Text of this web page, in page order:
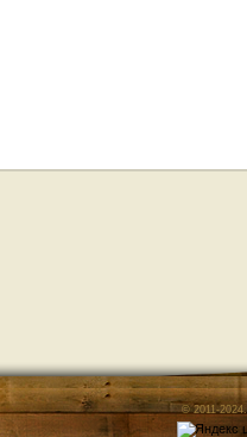
© 2011-